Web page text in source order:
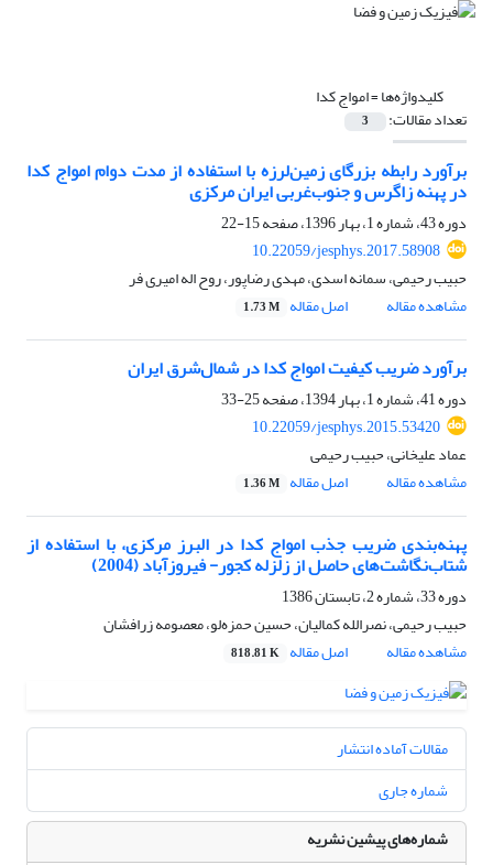
کلیدواژه‌ها =امواج کدا
تعداد مقالات: 3
برآورد رابطه بزرگای زمین‌لرزه با استفاده از مدت دوام امواج کدا
در پهنه زاگرس و جنوب‌غربی ایران مرکزی
دوره 43، شماره 1، بهار 1396، صفحه
15-22
10.22059/jesphys.2017.58908
حبیب رحیمی، سمانه اسدی، مهدی رضاپور، روح اله امیری فر
مشاهده مقاله
اصل مقاله 1.73 M
برآورد ضریب کیفیت امواج کدا در شمال‌شرق ایران
دوره 41، شماره 1، بهار 1394، صفحه
25-33
10.22059/jesphys.2015.53420
عماد علیخانی، حبیب رحیمی
مشاهده مقاله
اصل مقاله 1.36 M
پهنه‌بندی ضریب جذب امواج کدا در البرز مرکزی، با استفاده از
شتاب‌نگاشت‌های حاصل از زلزله کجور- فیروزآباد (2004)
دوره 33، شماره 2، تابستان 1386
حبیب رحیمی، نصرالله کمالیان، حسین حمزه‌لو، معصومه زرافشان
مشاهده مقاله
اصل مقاله 818.81 K
مقالات آماده انتشار
شماره جاری
شماره‌های پیشین نشریه